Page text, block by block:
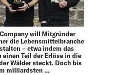
will Mitgründer
die Lebensmittelbranche
– etwa indem das
einen Teil der Erlöse in die
Wälder steckt. Doch bis
milliardsten …